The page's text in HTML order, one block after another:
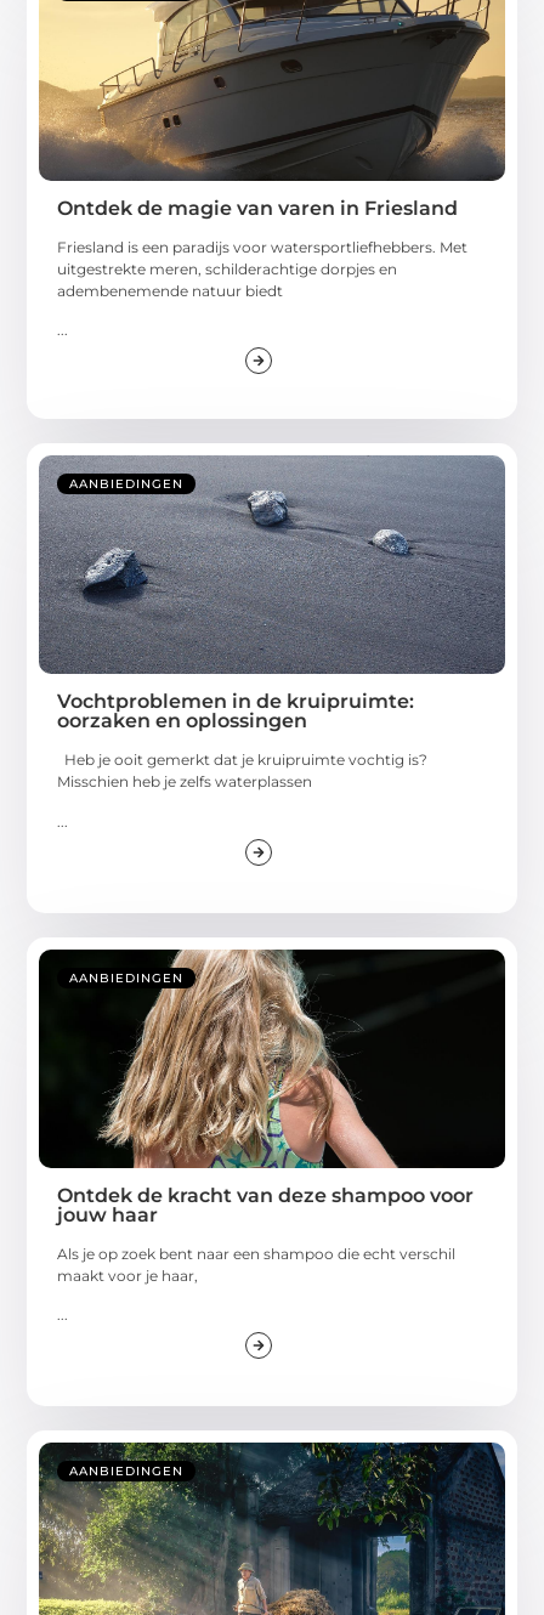
Ontdek de magie van varen in Friesland
Friesland is een paradijs voor watersportliefhebbers. Met
uitgestrekte meren, schilderachtige dorpjes en
adembenemende natuur biedt
...
AANBIEDINGEN
Vochtproblemen in de kruipruimte:
oorzaken en oplossingen
Heb je ooit gemerkt dat je kruipruimte vochtig is?
Misschien heb je zelfs waterplassen
AANBIEDINGEN
Ontdek de kracht van deze shampoo voor
jouw haar
Als je op zoek bent naar een shampoo die echt verschil
maakt voor je haar,
...
AANBIEDINGEN